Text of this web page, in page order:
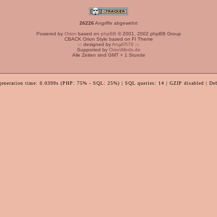
26226 Angriffe abgewehrt
Powered by Orion based on phpBB © 2001, 2002 phpBB Group
CBACK Orion Style based on FI Theme
:-: designed byAngi0570 :-:
Supported by OrionMods.de
Alle Zeiten sind GMT + 1 Stunde
time: 0.0399s (PHP: 75% - SQL: 25%) | SQL queries: 14 | GZIP disabled |